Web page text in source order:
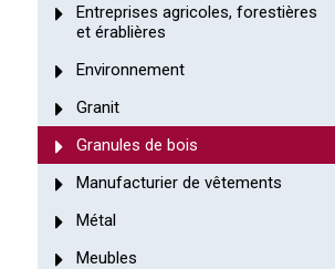
Entreprises agricoles, forestières
et érablières
Environnement
Granit
Granules de bois
Manufacturier de vêtements
Métal
Meubles